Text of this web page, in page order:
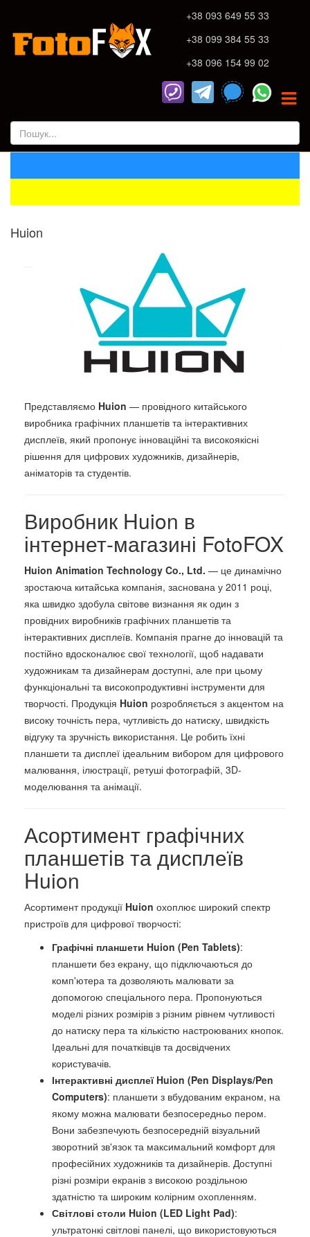
+38 093 649 55 33
+38 099 384 55 33
+38 096 154 99 02
Huion
Представляємо Huion — провідного китайського
виробника графічних планшетів та інтерактивних
дисплеїв, який пропонує інноваційні та високоякісні
рішення для цифрових художників, дизайнерів,
аніматорів та студентів.
Виробник Huion в
інтернет-магазині FotoFOX
Huion Animation Technology Co., Ltd. — це динамічно
зростаюча китайська компанія, заснована у 2011 році,
яка швидко здобула світове визнання як один з
провідних виробників графічних планшетів та
інтерактивних дисплеїв. Компанія прагне до інновацій та
постійно вдосконалює свої технології, щоб надавати
художникам та дизайнерам доступні, але при цьому
функціональні та високопродуктивні інструменти для
творчості. Продукція Huion розробляється з акцентом на
високу точність пера, чутливість до натиску, швидкість
відгуку та зручність використання. Це робить їхні
планшети та дисплеї ідеальним вибором для цифрового
малювання, ілюстрації, ретуші фотографій, 3D-
моделювання та анімації.
Асортимент графічних
планшетів та дисплеїв
Huion
Асортимент продукції Huion охоплює широкий спектр
пристроїв для цифрової творчості:
Графічні планшети Huion (Pen Tablets):
планшети без екрану, що підключаються до
комп'ютера та дозволяють малювати за
допомогою спеціального пера. Пропонуються
моделі різних розмірів з різним рівнем чутливості
до натиску пера та кількістю настроюваних кнопок.
Ідеальні для початківців та досвідчених
користувачів.
Інтерактивні дисплеї Huion (Pen Displays/Pen
Computers): планшети з вбудованим екраном, на
якому можна малювати безпосередньо пером.
Вони забезпечують безпосередній візуальний
зворотний зв'язок та максимальний комфорт для
професійних художників та дизайнерів. Доступні
різні розміри екранів з високою роздільною
здатністю та широким колірним охопленням.
Світлові столи Huion (LED Light Pad):
ультратонкі світлові панелі, що використовуються